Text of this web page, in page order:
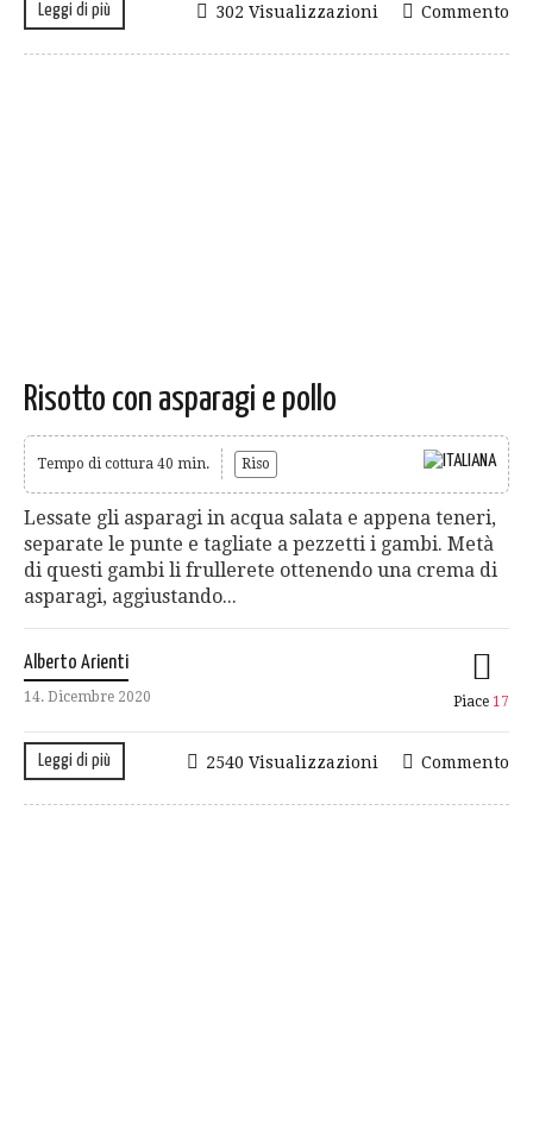
Leggi di più Commento
302 Visualizzazioni
Risotto con asparagi e pollo
Tempo di cottura 40 min. Riso
Lessate gli asparagi in acqua salata e appena teneri,
separate le punte e tagliate a pezzetti i gambi. Metà
di questi gambi li frullerete ottenendo una crema di
asparagi, aggiustando...
Alberto Arienti
14. Dicembre 2020 Piace 17
Leggi di più Commento
2540 Visualizzazioni